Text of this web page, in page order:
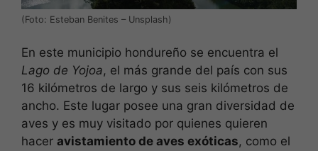
(Foto: Esteban Benites – Unsplash)
En este municipio hondureño se encuentra el
Lago de Yojoa, el más grande del país con sus
16 kilómetros de largo y sus seis kilómetros de
ancho. Este lugar posee una gran diversidad de
aves y es muy visitado por quienes quieren
hacer avistamiento de aves exóticas, como el